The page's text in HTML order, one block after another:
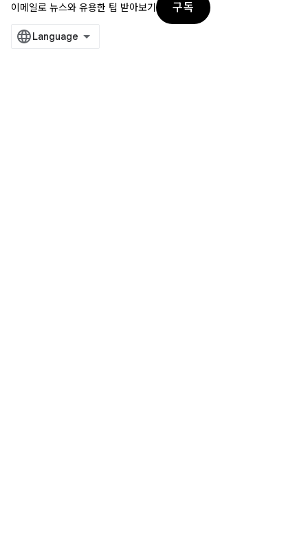
이메일로 뉴스와 유용한 팁 받아보기
구독